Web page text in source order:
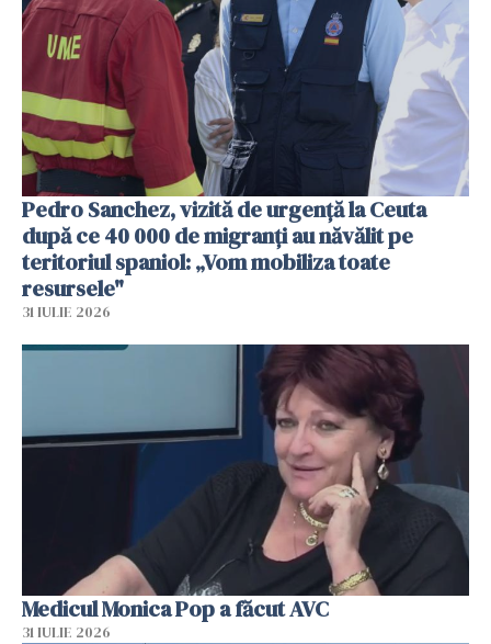
Pedro Sanchez, vizită de urgență la Ceuta
după ce 40 000 de migranți au năvălit pe
teritoriul spaniol: „Vom mobiliza toate
resursele"
31 IULIE 2026
Medicul Monica Pop a făcut AVC
31 IULIE 2026